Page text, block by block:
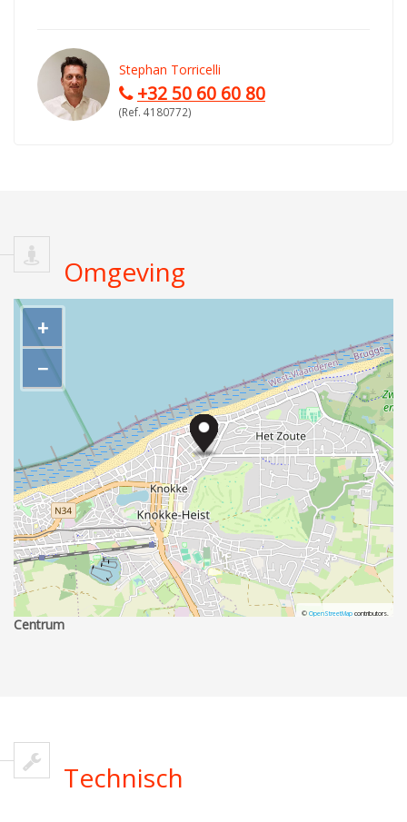
Stephan Torricelli
+32 50 60 60 80
(Ref. 4180772)
Omgeving
+
−
© OpenStreetMapcontributors.
Centrum
Technisch